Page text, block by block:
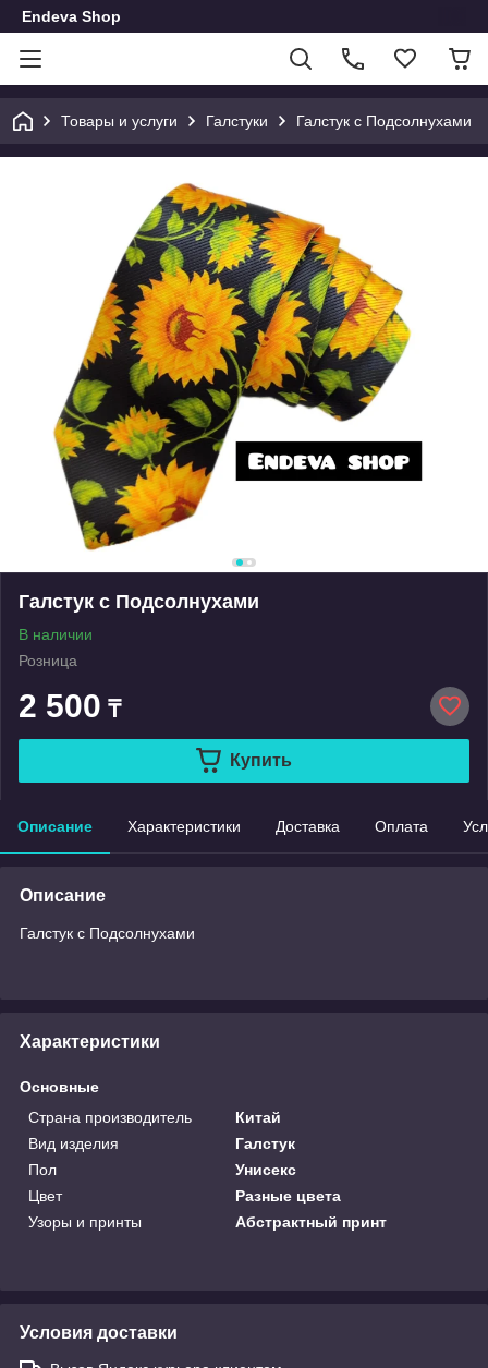
Endeva Shop
Товары и услуги Галстуки Галстук с Подсолнухами
Галстук с Подсолнухами
В наличии
Розница
2 500 ₸
Купить
Описание Характеристики Доставка Оплата
Описание
Галстук с Подсолнухами
Характеристики
Основные
Страна производитель
Китай
Вид изделия
Галстук
Пол
Унисекс
Цвет
Разные цвета
Узоры и принты
Абстрактный принт
Условия доставки